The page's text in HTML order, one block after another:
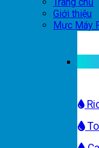
Trang chủ
Giới thiệu
Mực Máy